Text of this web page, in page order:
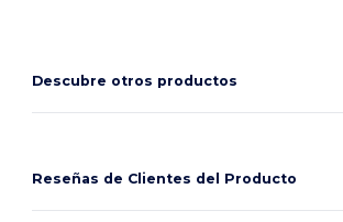
Descubre otros productos
Reseñas de Clientes del Producto